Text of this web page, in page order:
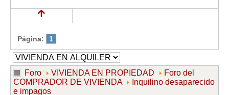
Página: 1
Foro VIVIENDA EN PROPIEDAD
Foro del
COMPRADOR DE VIVIENDA
Inquilino desaparecido
e impagos